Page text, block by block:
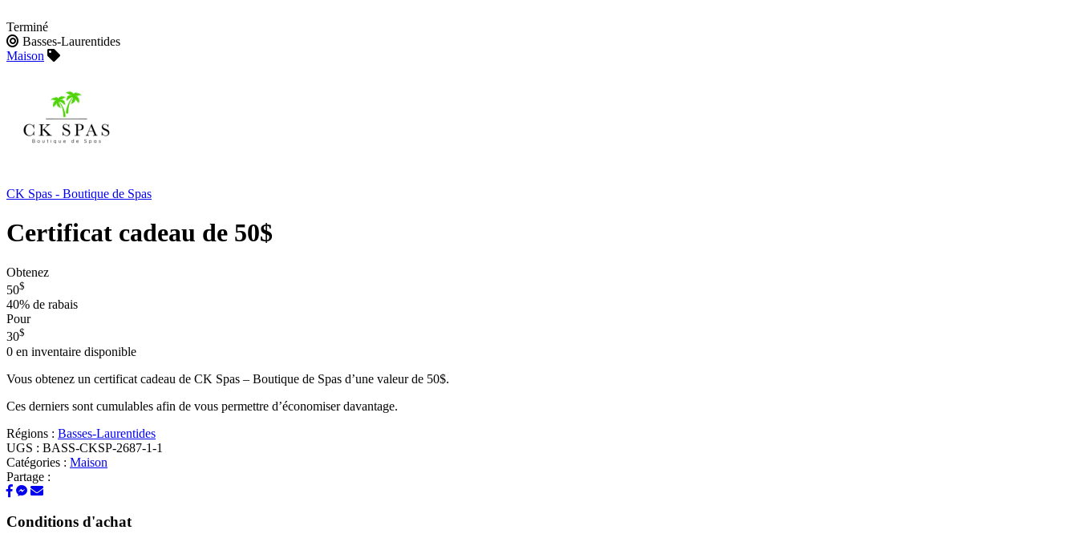
Terminé
Basses-Laurentides
Maison
CK Spas - Boutique de Spas
Certificat cadeau de 50$
Obtenez
50$
40% de rabais
Pour
30$
0 en inventaire disponible
Vous obtenez un certificat cadeau de CK Spas – Boutique de Spas d’une valeur de 50$.
Ces derniers sont cumulables afin de vous permettre d’économiser davantage.
Régions : Basses-Laurentides
UGS : BASS-CKSP-2687-1-1
Catégories : Maison
Partage :
Conditions d'achat